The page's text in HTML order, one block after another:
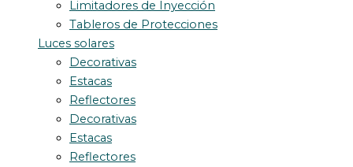
Limitadores de Inyección
Tableros de Protecciones
Luces solares
Decorativas
Estacas
Reflectores
Decorativas
Estacas
Reflectores